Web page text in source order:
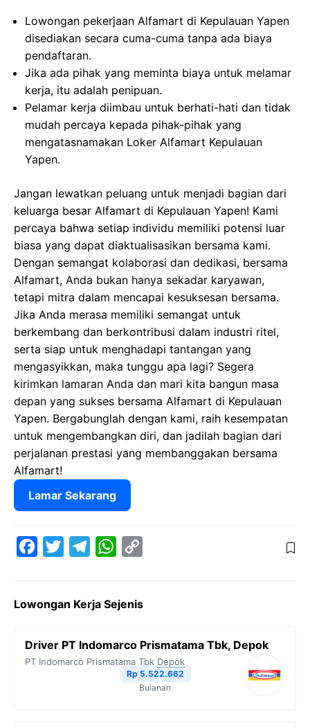
Lowongan pekerjaan Alfamart di Kepulauan Yapen
disediakan secara cuma-cuma tanpa ada biaya
pendaftaran.
Jika ada pihak yang meminta biaya untuk melamar
kerja, itu adalah penipuan.
Pelamar kerja diimbau untuk berhati-hati dan tidak
mudah percaya kepada pihak-pihak yang
mengatasnamakan Loker Alfamart Kepulauan
Yapen.
Jangan lewatkan peluang untuk menjadi bagian dari
keluarga besar Alfamart di Kepulauan Yapen! Kami
percaya bahwa setiap individu memiliki potensi luar
biasa yang dapat diaktualisasikan bersama kami.
Dengan semangat kolaborasi dan dedikasi, bersama
Alfamart, Anda bukan hanya sekadar karyawan,
tetapi mitra dalam mencapai kesuksesan bersama.
Jika Anda merasa memiliki semangat untuk
berkembang dan berkontribusi dalam industri ritel,
serta siap untuk menghadapi tantangan yang
mengasyikkan, maka tunggu apa lagi? Segera
kirimkan lamaran Anda dan mari kita bangun masa
depan yang sukses bersama Alfamart di Kepulauan
Yapen. Bergabunglah dengan kami, raih kesempatan
untuk mengembangkan diri, dan jadilah bagian dari
perjalanan prestasi yang membanggakan bersama
Alfamart!
Lamar Sekarang
e
o
t
e
e
r
W
t
A
y
i
n
k
Lowongan Kerja Sejenis
Driver PT Indomarco Prismatama Tbk, Depok
PT Indomarco Prismatama Tbk Depok
Rp 5.522.662
Bulanan